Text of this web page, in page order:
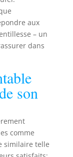
en
ou
les
Bois
design
laquée
de
aux
– un
dans
son
comme
similaire telle